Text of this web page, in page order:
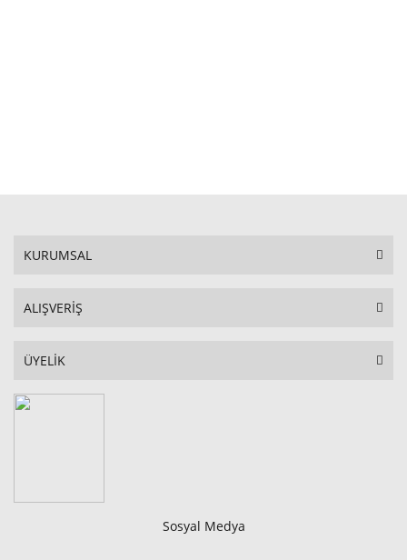
KURUMSAL
ALIŞVERİŞ
ÜYELİK
Sosyal Medya